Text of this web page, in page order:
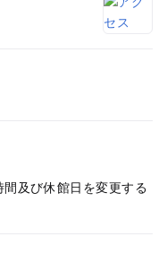
及び休館日を変更する